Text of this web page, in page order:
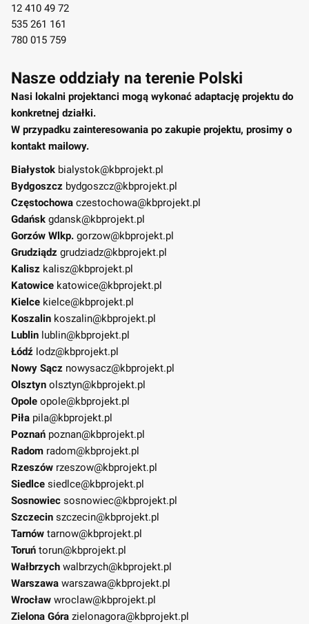
12 410 49 72
535 261 161
780 015 759
Nasze oddziały na terenie Polski
Nasi lokalni projektanci mogą wykonać adaptację projektu do
konkretnej działki.
W przypadku zainteresowania po zakupie projektu, prosimy o
kontakt mailowy.
Białystok bialystok@kbprojekt.pl
Bydgoszcz bydgoszcz@kbprojekt.pl
Częstochowa czestochowa@kbprojekt.pl
Gdańsk gdansk@kbprojekt.pl
Gorzów Wlkp. gorzow@kbprojekt.pl
Grudziądz grudziadz@kbprojekt.pl
Kalisz kalisz@kbprojekt.pl
Katowice katowice@kbprojekt.pl
Kielce kielce@kbprojekt.pl
Koszalin koszalin@kbprojekt.pl
Lublin lublin@kbprojekt.pl
Łódź lodz@kbprojekt.pl
Nowy Sącz nowysacz@kbprojekt.pl
Olsztyn olsztyn@kbprojekt.pl
Opole opole@kbprojekt.pl
Piła pila@kbprojekt.pl
Poznań poznan@kbprojekt.pl
Radom radom@kbprojekt.pl
Rzeszów rzeszow@kbprojekt.pl
Siedlce siedlce@kbprojekt.pl
Sosnowiec sosnowiec@kbprojekt.pl
Szczecin szczecin@kbprojekt.pl
Tarnów tarnow@kbprojekt.pl
Toruń torun@kbprojekt.pl
Wałbrzych walbrzych@kbprojekt.pl
Warszawa warszawa@kbprojekt.pl
Wrocław wroclaw@kbprojekt.pl
Zielona Góra zielonagora@kbprojekt.pl